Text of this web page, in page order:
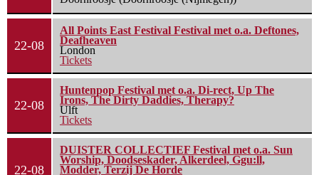
22-08
All Points East Festival Festival met o.a. Deftones,
Deafheaven
London
Tickets
22-08
Huntenpop Festival met o.a. Di-rect, Up The
Irons, The Dirty Daddies, Therapy?
Ulft
Tickets
22-08
DUISTER COLLECTIEF Festival met o.a. Sun
Worship, Doodseskader, Alkerdeel, Ggu:ll,
Modder, Terzij De Horde